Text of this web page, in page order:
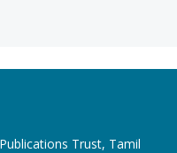
Trust, Tamil